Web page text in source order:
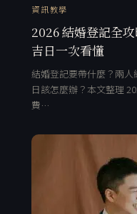
資訊教學
2026 結婚登記全
吉日一次看懂
結婚登記要帶什麼？兩
日該怎麼辦？本文整理
費…